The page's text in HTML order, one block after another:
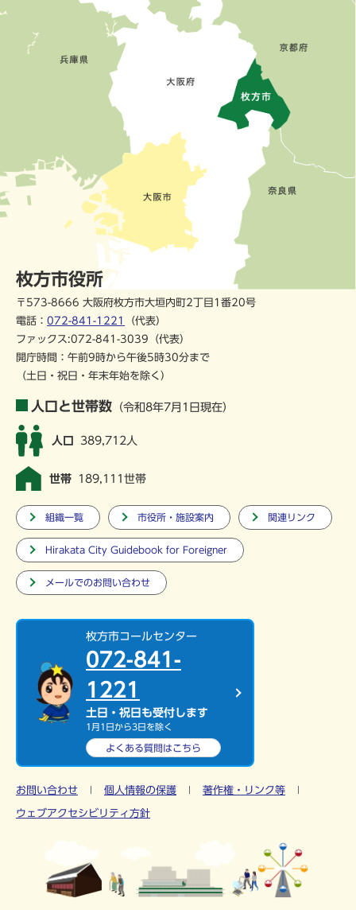
枚方市役所
〒573-8666 大阪府枚方市大垣内町2丁目1番20号
電話： 072-841-1221
（代表）
ファックス:072-841-3039（代表）
開庁時間：午前9時から午後5時30分まで
（土日・祝日・年末年始を除く）
人口と世帯数 （令和8年7月1日現在）
人口 389,712人
世帯 189,111世帯
組織一覧 市役所・施設案内 関連リンク
Hirakata City Guidebook for Foreigner
メールでのお問い合わせ
枚方市コールセンター
072-841-
1221
土日・祝日も受付します
1月1日から3日を除く
よくある質問はこちら
お問い合わせ 個人情報の保護 著作権・リンク等
ウェブアクセシビリティ方針